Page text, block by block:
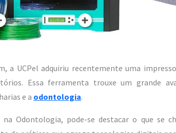
a UCPel adquiriu recentemente uma
Essa ferramenta trouxe um grande
e a odontologia.
na Odontologia, pode-se destacar o que se